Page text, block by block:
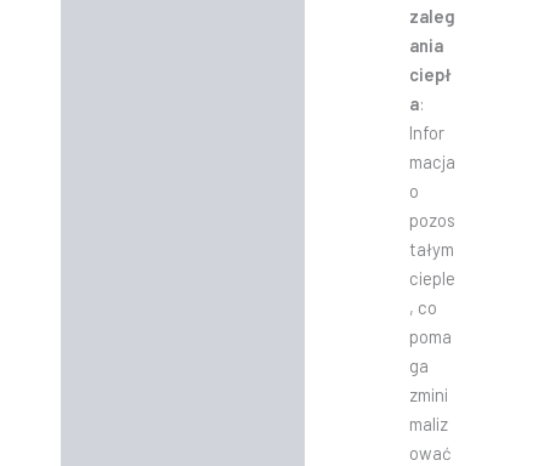
zaleg
ania
ciepł
a:
Infor
macja
o
pozos
tałym
cieple
, co
poma
ga
zmini
maliz
ować